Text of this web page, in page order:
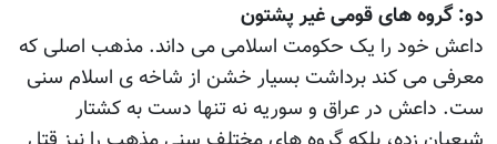
دو: گروه های قومی غیر پشتون
داعش خود را یک حکومت اسلامی می داند. مذهب اصلی که
معرفی می کند برداشت بسیار خشن از شاخه ی اسلام سنی
ست. داعش در عراق و سوریه نه تنها دست به کشتار